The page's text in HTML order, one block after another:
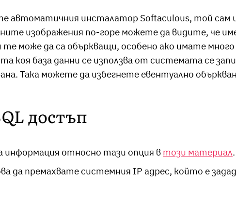
автоматичния инсталатор Softaculous, той сам
изображения по-горе можете да видите, че
те може да са объркващи, особено ако имате
коя база данни се използва от системата се
Така можете да избегнете евентуално
достъп
информация относно тази опция в този материал.
да премахвате системния IP адрес, който е